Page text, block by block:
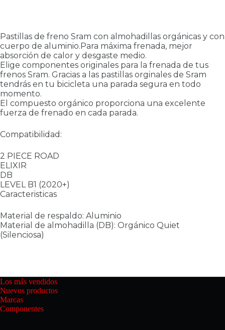
Pastillas de freno Sram con almohadillas orgánicas y con
cuerpo de aluminio.Para máxima frenada, mejor
absorción de calor y desgaste medio.
Elige componentes originales para la frenada de tus
frenos Sram. Gracias a las pastillas orginales de Sram
tendrás en tu bicicleta una parada segura en todo
momento.
El compuesto orgánico proporciona una excelente
fuerza de frenado en cada parada.
Compatibilidad:
2 PIECE ROAD
ELIXIR
DB
LEVEL B1 (2020+)
Caracteristicas
Material de respaldo: Aluminio
Material de almohadilla (DB): Orgánico Quiet
(Silenciosa)
Los más vendidos
Nuevos productos
Marcas
Componentes